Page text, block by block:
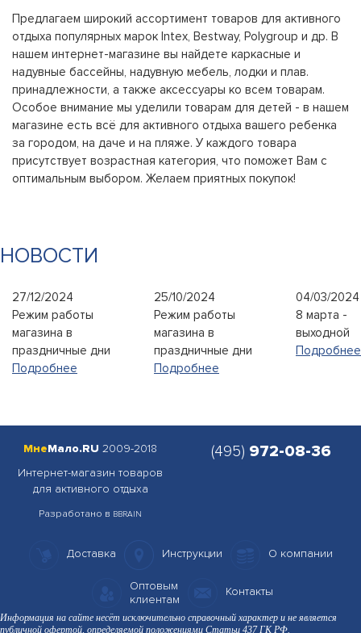
Предлагаем широкий ассортимент товаров для активного
отдыха популярных марок Intex, Bestway, Polygroup и др. В
нашем интернет-магазине вы найдете каркасные и
надувные бассейны, надувную мебель, лодки и плав.
принадлежности, а также аксессуары ко всем товарам.
Особое внимание мы уделили товарам для детей - в нашем
магазине есть всё для активного отдыха вашего ребенка
за городом, на даче и на пляже. У каждого товара
присутствует возрастная категория, что поможет Вам с
оптимальным выбором. Желаем приятных покупок!
НОВОСТИ
27/12/2024
Режим работы
магазина в
праздничные дни
Подробнее
25/10/2024
Режим работы
магазина в
праздничные дни
Подробнее
04/03/2024
8 марта -
выходной
Подробнее
(495) 972-08-36
МнеМало.RU 2009-2018
Интернет-магазин товаров
для активного отдыха
Разработано в BBRAIN
Доставка Инструкции О компании
Оптовым
клиентам
Контакты
Информация на сайте несёт исключительно справочный характер и не является
публичной офертой, определяемой положениями Статьи 437 ГК РФ.